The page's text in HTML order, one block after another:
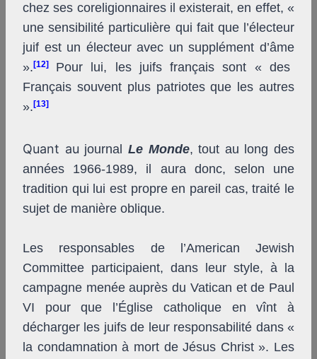
chez ses coreligionnaires il existerait, en effet, «
une sensibilité particulière qui fait que l’électeur
juif est un électeur avec un supplément d’âme
». [12]
Pour lui, les juifs français sont « des
Français souvent plus patriotes que les autres
». [13]
Quant au journal Le Monde, tout au long des
années 1966-1989, il aura donc, selon une
tradition qui lui est propre en pareil cas, traité le
sujet de manière oblique.
Les responsables de l’American Jewish
Committee participaient, dans leur style, à la
campagne menée auprès du Vatican et de Paul
VI pour que l’Église catholique en vînt à
décharger les juifs de leur responsabilité dans «
la condamnation à mort de Jésus Christ ». Les